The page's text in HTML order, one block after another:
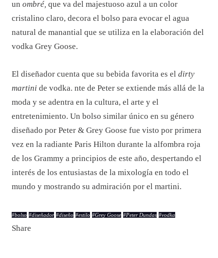
un ombré, que va del majestuoso azul a un color
cristalino claro, decora el bolso para evocar el agua
natural de manantial que se utiliza en la elaboración del
vodka Grey Goose.
El diseñador cuenta que su bebida favorita es el dirty
martini de vodka. nte de Peter se extiende más allá de la
moda y se adentra en la cultura, el arte y el
entretenimiento. Un bolso similar único en su género
diseñado por Peter & Grey Goose fue visto por primera
vez en la radiante Paris Hilton durante la alfombra roja
de los Grammy a principios de este año, despertando el
interés de los entusiastas de la mixología en todo el
mundo y mostrando su admiración por el martini.
#bolso #diseñador #diseño #estilo #Grey Goose #Peter Dundas #vodka
Share